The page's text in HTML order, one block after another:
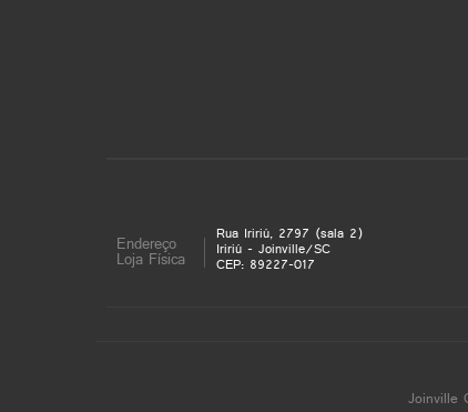
Endereço
Loja Física
Rua Iririú, 2797 (sala 2)
Iririú - Joinville/SC
CEP: 89227-017
Joinville